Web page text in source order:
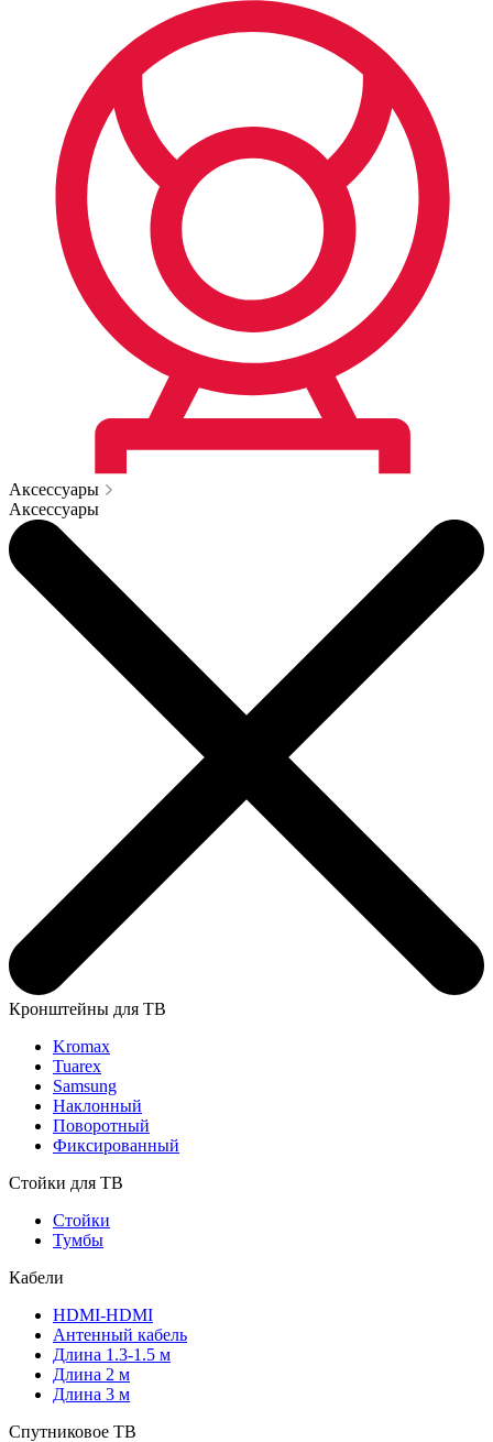
Аксессуары
Аксессуары
Кронштейны для ТВ
Kromax
Tuarex
Samsung
Наклонный
Поворотный
Фиксированный
Стойки для ТВ
Стойки
Тумбы
Кабели
HDMI-HDMI
Антенный кабель
Длина 1.3-1.5 м
Длина 2 м
Длина 3 м
Спутниковое ТВ